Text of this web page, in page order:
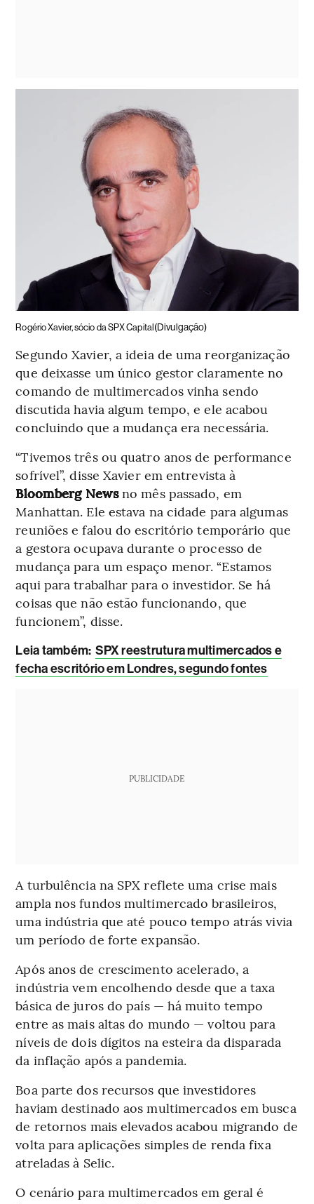
Rogério Xavier, sócio da SPX Capital (Divulgação)
Segundo Xavier, a ideia de uma reorganização
que deixasse um único gestor claramente no
comando de multimercados vinha sendo
discutida havia algum tempo, e ele acabou
concluindo que a mudança era necessária.
“Tivemos três ou quatro anos de performance
sofrível”, disse Xavier em entrevista à
Bloomberg Newsno mês passado, em
Manhattan. Ele estava na cidade para algumas
reuniões e falou do escritório temporário que
a gestora ocupava durante o processo de
mudança para um espaço menor. “Estamos
aqui para trabalhar para o investidor. Se há
coisas que não estão funcionando, que
funcionem”, disse.
Leia também: SPX reestrutura multimercados e
fecha escritório em Londres, segundo fontes
PUBLICIDADE
A turbulência na SPX reflete uma crise mais
ampla nos fundos multimercado brasileiros,
uma indústria que até pouco tempo atrás vivia
um período de forte expansão.
Após anos de crescimento acelerado, a
indústria vem encolhendo desde que a taxa
básica de juros do país — há muito tempo
entre as mais altas do mundo — voltou para
níveis de dois dígitos na esteira da disparada
da inflação após a pandemia.
Boa parte dos recursos que investidores
haviam destinado aos multimercados em busca
de retornos mais elevados acabou migrando de
volta para aplicações simples de renda fixa
atreladas à Selic.
O cenário para multimercados em geral é